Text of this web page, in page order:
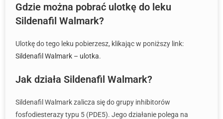
Gdzie można pobrać ulotkę do leku
Sildenafil Walmark?
Ulotkę do tego leku pobierzesz, klikając w poniższy link:
Sildenafil Walmark – ulotka.
Jak działa Sildenafil Walmark?
Sildenafil Walmark zalicza się do grupy inhibitorów
fosfodiesterazy typu 5 (PDE5). Jego działanie polega na